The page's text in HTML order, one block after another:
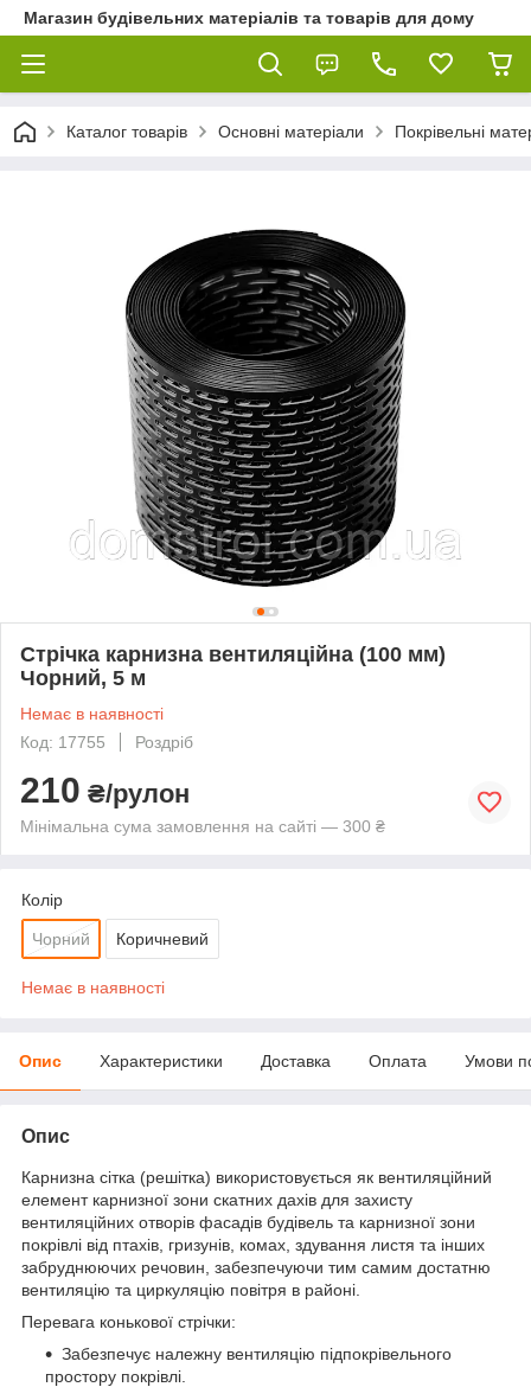
Магазин будівельних матеріалів та товарів для дому
Каталог товарів Основні матеріали Покрівельні
Стрічка карнизна вентиляційна (100 мм)
Чорний, 5 м
Немає в наявності
Код: 17755
Роздріб
210 ₴/рулон
Мінімальна сума замовлення на сайті — 300 ₴
Колір
Чорний Коричневий
Немає в наявності
Опис Характеристики Доставка Оплата Умови
Опис
Карнизна сітка (решітка) використовується як вентиляційний
елемент карнизної зони скатних дахів для захисту
вентиляційних отворів фасадів будівель та карнизної зони
покрівлі від птахів, гризунів, комах, здування листя та інших
забруднюючих речовин, забезпечуючи тим самим достатню
вентиляцію та циркуляцію повітря в районі.
Перевага конькової стрічки:
Забезпечує належну вентиляцію підпокрівельного
простору покрівлі.